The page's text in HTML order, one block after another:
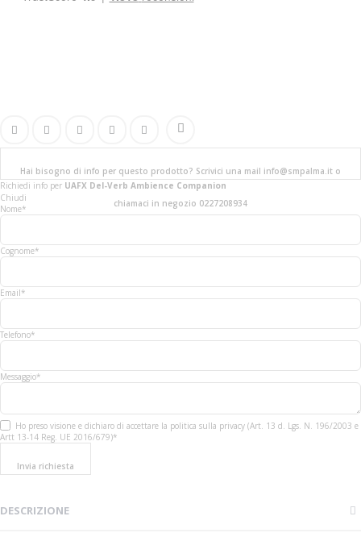
Hai bisogno di info per questo prodotto? Scrivici una mail info@smpalma.it o
chiamaci in negozio 0227208934
Richiedi info per UAFX Del-Verb Ambience Companion
Chiudi
Nome*
Cognome*
Email*
Telefono*
Messaggio*
Ho preso visione e dichiaro di accettare la politica sulla privacy (Art. 13 d. Lgs. N. 196/2003 e
Artt 13-14 Reg. UE 2016/679)*
Invia richiesta
DESCRIZIONE